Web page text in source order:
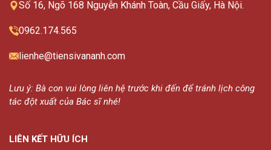
Số 16, Ngõ 168 Nguyễn Khánh Toàn, Cầu Giấy, Hà Nội.
0962.174.565
lienhe@tiensivananh.com
Lưu ý: Bà con vui lòng liên hệ trước khi đến để tránh lịch công
tác đột xuất của Bác sĩ nhé!
LIÊN KẾT HỮU ÍCH